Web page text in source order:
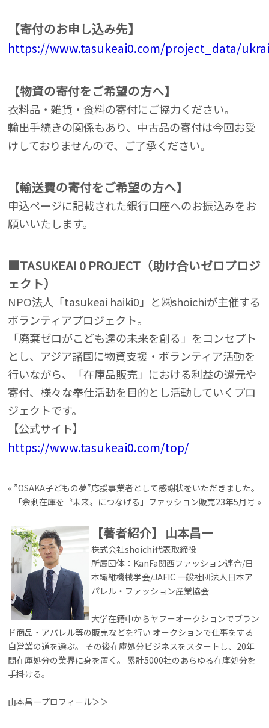
【寄付のお申し込み先】
https://www.tasukeai0.com/project_data/
【物資の寄付をご希望の方へ】
衣料品・雑貨・食料の寄付にご協力ください。
輸出手続きの関係もあり、中古品の寄付は今回お受
けしておりませんので、ご了承ください。
【輸送費の寄付をご希望の方へ】
申込ページに記載された銀行口座へのお振込みをお
願いいたします。
■TASUKEAI 0 PROJECT（助け合いゼロプロジ
ェクト）
NPO法人「tasukeai haiki0」と㈱shoichiが主催する
ボランティアプロジェクト。
「廃棄ゼロがこども達の未来を創る」をコンセプト
とし、アジア諸国に物資支援・ボランティア活動を
行いながら、「在庫品販売」における利益の還元や
寄付、様々な奉仕活動を目的とし活動していくプロ
ジェクトです。
【公式サイト】
https://www.tasukeai0.com/top/
« ”OSAKA子どもの夢”応援事業者として感謝状をいただきました。
「余剰在庫を〝未来〟につなげる」ファッション販売23年5月号 »
【著者紹介】 山本昌一
株式会社shoichi代表取締役
所属団体：KanFa関西ファッション連合/日
本繊維機械学会/JAFIC 一般社団法人日本ア
パレル・ファッション産業協会
大学在籍中からヤフーオークションでブラン
ド商品・アパレル等の販売などを行い オークションで仕事をする
自営業の道を選ぶ。 その後在庫処分ビジネスをスタートし、20年
間在庫処分の業界に身を置く。 累計5000社のあらゆる在庫処分を
手掛ける。
山本昌一プロフィール＞＞